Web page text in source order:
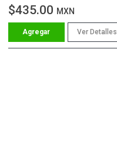
$435.00 MXN
Ver Detalles